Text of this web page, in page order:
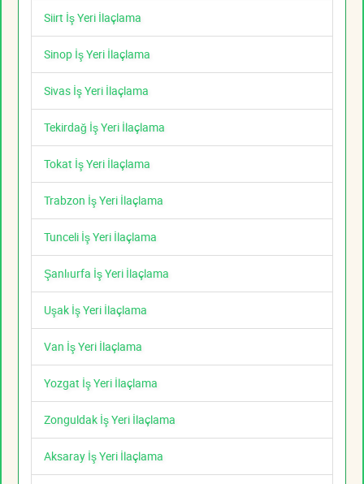
Siirt İş Yeri İlaçlama
Sinop İş Yeri İlaçlama
Sivas İş Yeri İlaçlama
Tekirdağ İş Yeri İlaçlama
Tokat İş Yeri İlaçlama
Trabzon İş Yeri İlaçlama
Tunceli İş Yeri İlaçlama
Şanlıurfa İş Yeri İlaçlama
Uşak İş Yeri İlaçlama
Van İş Yeri İlaçlama
Yozgat İş Yeri İlaçlama
Zonguldak İş Yeri İlaçlama
Aksaray İş Yeri İlaçlama